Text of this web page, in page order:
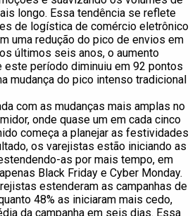
longo. Essa tendência se reflete
de logística de comércio eletrônico
uma redução do pico de envios em
últimos seis anos, o aumento
este período diminuiu em 92 pontos
mudança do pico intenso tradicional
com as mudanças mais amplas no
onde quase um em cada cinco
começa a planejar as festividades
os varejistas estão iniciando as
as por mais tempo, em
Black Friday e Cyber Monday.
estenderam as campanhas de
48% as iniciaram mais cedo,
da campanha em seis dias. Essa